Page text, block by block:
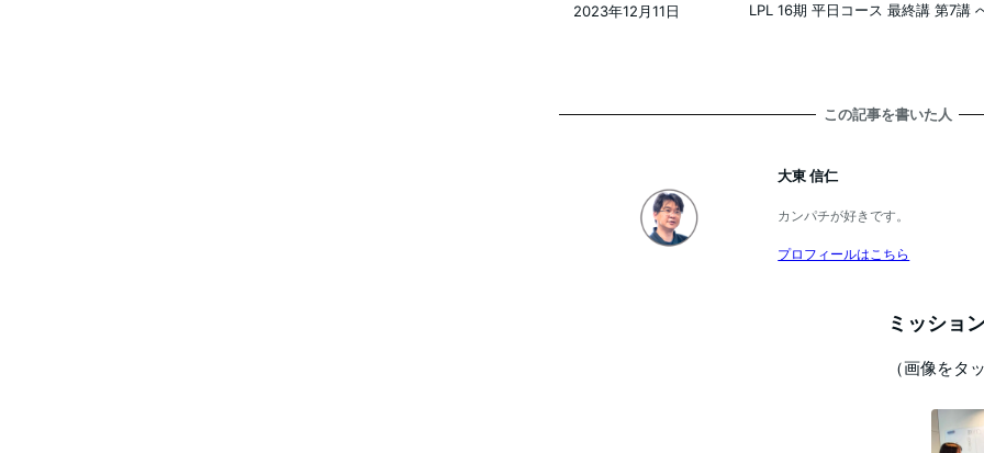
LPL 16期 平日コース 最終講 第7講
2023年12月11日
この記事を書いた人
大東 信仁
カンパチが好きです。
プロフィールはこちら
ミッショ
（画像をタ